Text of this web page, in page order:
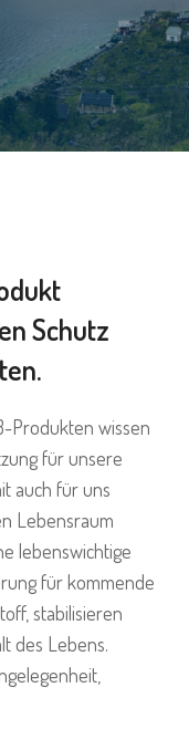
Schutz
Produkten wissen
für unsere
auch für uns
Lebensraum
lebenswichtige
für kommende
stabilisieren
des Lebens.